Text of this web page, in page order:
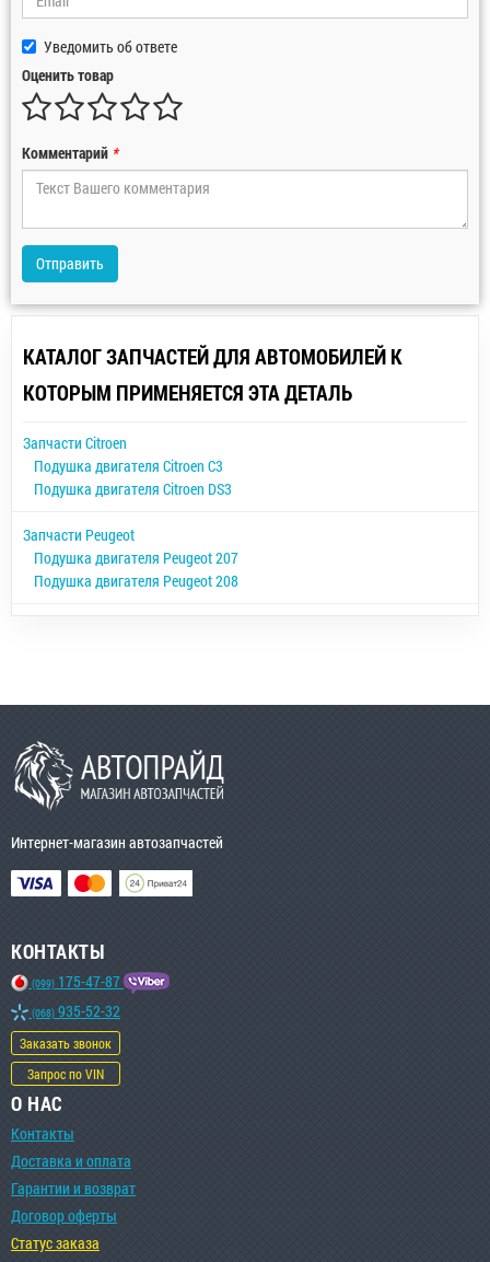
Уведомить об ответе
Оценить товар
Комментарий *
Отправить
КАТАЛОГ ЗАПЧАСТЕЙ ДЛЯ АВТОМОБИЛЕЙ К
КОТОРЫМ ПРИМЕНЯЕТСЯ ЭТА ДЕТАЛЬ
Запчасти Citroen
Подушка двигателя Citroen C3
Подушка двигателя Citroen DS3
Запчасти Peugeot
Подушка двигателя Peugeot 207
Подушка двигателя Peugeot 208
Интернет-магазин автозапчастей
КОНТАКТЫ
(099) 175-47-87
(068) 935-52-32
Заказать звонок
Запрос по VIN
О НАС
Контакты
Доставка и оплата
Гарантии и возврат
Договор оферты
Статус заказа